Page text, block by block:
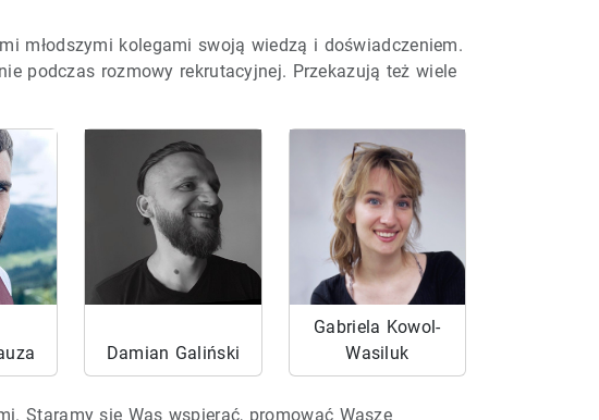
młodszymi kolegami swoją wiedzą i doświadczeniem.
podczas rozmowy rekrutacyjnej. Przekazują też wiele
Damian Galiński
Gabriela Kowol-
Wasiluk
Staramy się Was wspierać, promować Wasze